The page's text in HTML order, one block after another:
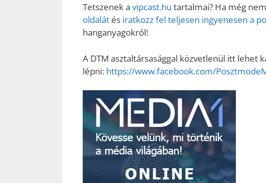
Tetszenek a vipcast.hu tartalmai? Ha még
oldalát és iratkozz fel teljesen ingyenesen a
hanganyagokról!
A DTM asztaltársasággal közvetlenül itt lehet
lépni: https://www.facebook.com/